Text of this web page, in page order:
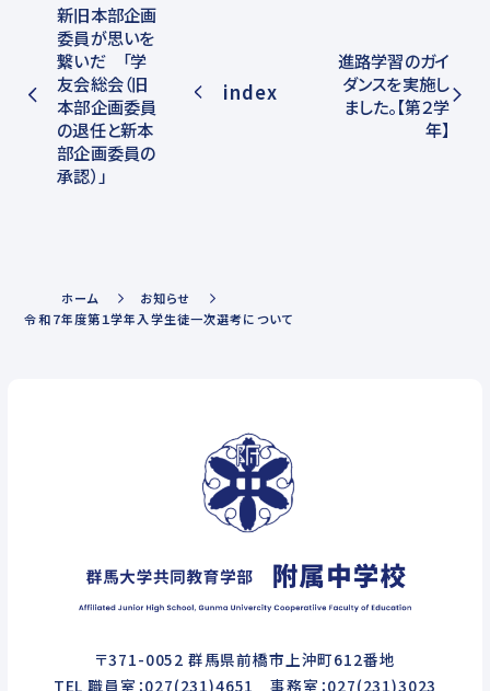
新旧本部企画
委員が思いを
繋いだ 「学
友会総会（旧
本部企画委員
の退任と新本
部企画委員の
承認）」
index
進路学習のガイ
ダンスを実施し
ました。【第２学
年】
ホーム
お知らせ
令和７年度第１学年入学生徒一次選考について
〒371-0052 群馬県前橋市上沖町612番地
TEL 職員室：027(231)4651 事務室：027(231)3023